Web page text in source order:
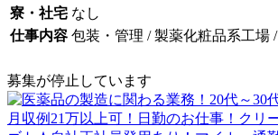
寮・社宅 なし
仕事内容 包装・管理 / 製薬化粧品系工場
募集が停止しています